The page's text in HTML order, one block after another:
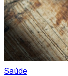
Saúde